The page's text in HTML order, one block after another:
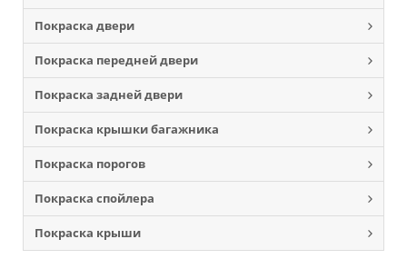
Покраска двери
Покраска передней двери
Покраска задней двери
Покраска крышки багажника
Покраска порогов
Покраска спойлера
Покраска крыши